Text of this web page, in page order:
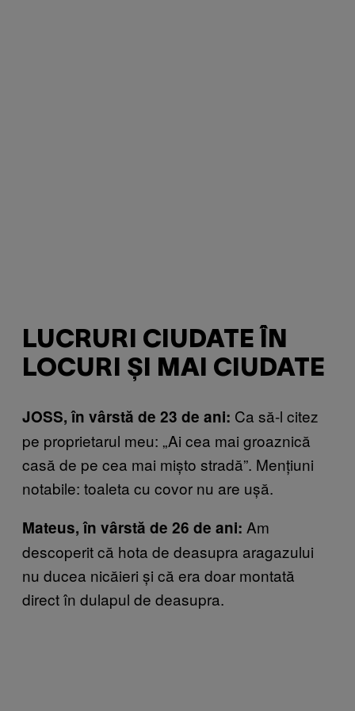
LUCRURI CIUDATE ÎN
LOCURI ȘI MAI CIUDATE
JOSS, în vârstă de 23 de ani: Ca să-l citez
pe proprietarul meu: „Ai cea mai groaznică
casă de pe cea mai mișto stradă”. Mențiuni
notabile: toaleta cu covor nu are ușă.
Mateus, în vârstă de 26 de ani: Am
descoperit că hota de deasupra aragazului
nu ducea nicăieri și că era doar montată
direct în dulapul de deasupra.